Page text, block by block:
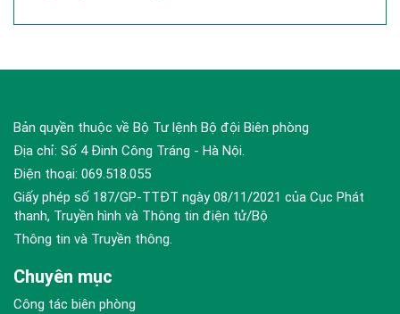
Tổ quốc ở các tỉnh, thành
ninh khu vực và quốc tế
Bản quyền thuộc về Bộ Tư lệnh Bộ đội Biên phòng
Địa chỉ: Số 4 Đinh Công Tráng - Hà Nội.
Điện thoại: 069.518.055
Giấy phép số 187/GP-TTĐT ngày 08/11/2021 của Cục Phát
thanh, Truyền hình và Thông tin điện tử/Bộ
Thông tin và Truyền thông.
Chuyên mục
Công tác biên phòng